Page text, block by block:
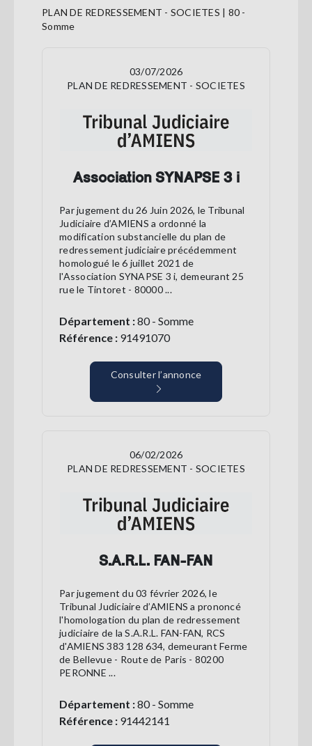
PLAN DE REDRESSEMENT - SOCIETES | 80 -
Somme
03/07/2026
PLAN DE REDRESSEMENT - SOCIETES
Association SYNAPSE 3 i
Par jugement du 26 Juin 2026, le Tribunal
Judiciaire d’AMIENS a ordonné la
modification substancielle du plan de
redressement judiciaire précédemment
homologué le 6 juillet 2021 de
l'Association SYNAPSE 3 i, demeurant 25
rue le Tintoret - 80000 ...
Département :80 - Somme
Référence : 91491070
Consulter l’annonce
06/02/2026
PLAN DE REDRESSEMENT - SOCIETES
S.A.R.L. FAN-FAN
Par jugement du 03 février 2026, le
Tribunal Judiciaire d’AMIENS a prononcé
l'homologation du plan de redressement
judiciaire de la S.A.R.L. FAN-FAN, RCS
d'AMIENS 383 128 634, demeurant Ferme
de Bellevue - Route de Paris - 80200
PERONNE ...
Département :80 - Somme
Référence : 91442141